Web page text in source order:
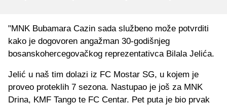
"MNK Bubamara Cazin sada službeno može potvrditi
kako je dogovoren angažman 30-godišnjeg
bosanskohercegovačkog reprezentativca Bilala Jelića.
Jelić u naš tim dolazi iz FC Mostar SG, u kojem je
proveo proteklih 7 sezona. Nastupao je još za MNK
Drina, KMF Tango te FC Centar. Pet puta je bio prvak